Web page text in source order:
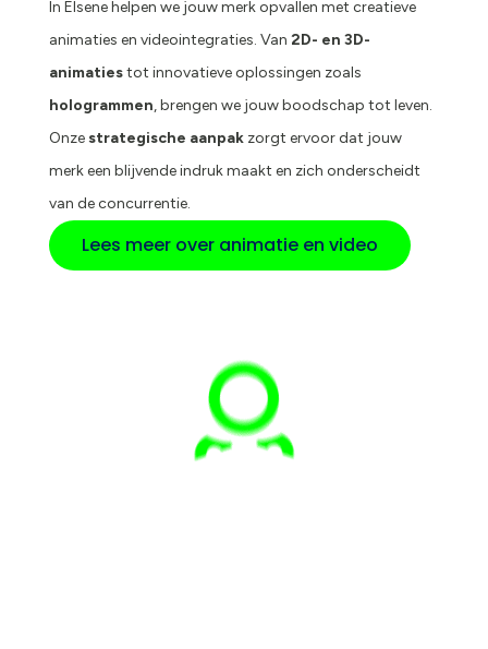
In Elsene helpen we jouw merk opvallen met creatieve
animaties en videointegraties. Van 2D- en 3D-
animatiestot innovatieve oplossingen zoals
hologrammen, brengen we jouw boodschap tot leven.
Onzestrategische aanpakzorgt ervoor dat jouw
merk een blijvende indruk maakt en zich onderscheidt
van de concurrentie.
Lees meer over animatie en video